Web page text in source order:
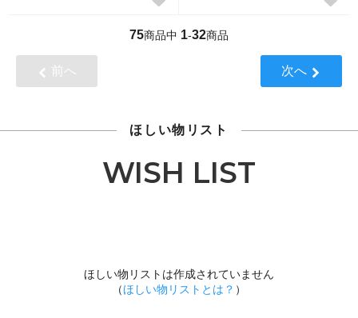
75商品中 1-32商品
前へ 次へ
ほしい物リスト
WISH LIST
ほしい物リストは作成されていません
（ほしい物リストとは？ ）